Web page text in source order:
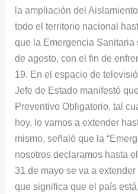
la ampliación del
todo el territorio nacional
que la Emergencia Sanitaria
de agosto, con el fin de
19. En el espacio de
Jefe de Estado manifestó
Preventivo Obligatorio, tal
hoy, lo vamos a extender
mismo, señaló que la
nosotros declaramos hasta
31 de mayo se va a
que significa que el país
el
31
de
mayo
y
extensión
de
la
Emergencia
Sanitaria
hasta
el